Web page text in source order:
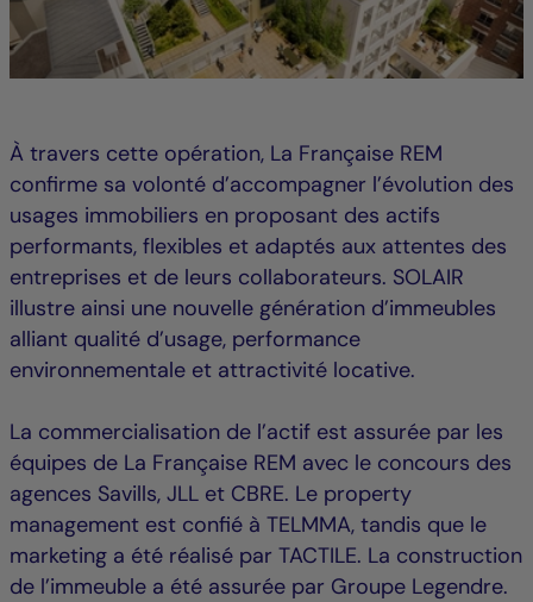
À travers cette opération, La Française REM
confirme sa volonté d’accompagner l’évolution des
usages immobiliers en proposant des actifs
performants, flexibles et adaptés aux attentes des
entreprises et de leurs collaborateurs. SOLAIR
illustre ainsi une nouvelle génération d’immeubles
alliant qualité d’usage, performance
environnementale et attractivité locative.
La commercialisation de l’actif est assurée par les
équipes de La Française REM avec le concours des
agences Savills, JLL et CBRE. Le property
management est confié à TELMMA, tandis que le
marketing a été réalisé par TACTILE. La construction
de l’immeuble a été assurée par Groupe Legendre.